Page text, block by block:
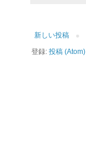
新しい投稿
登録: 投稿 (Atom)